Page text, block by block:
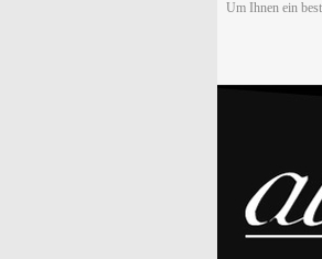
Um Ihnen ein